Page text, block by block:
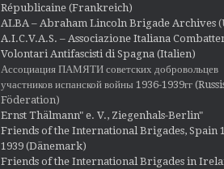
Républicaine (Frankreich)
ALBA – Abraham Lincoln Brigade Archives
A.I.C.V.A.S. – Associazione Italiana
Volontari Antifascisti di Spagna (Italien)
Ассоциация ПАМЯТИ советских добровольцев
участников испанской войны 1936-1939гг
Föderation)
Ernst Thälmann" e. V., Ziegenhals-Berlin"
Friends of the International Brigades, Spain
1939 (Dänemark)
Friends of the International Brigades in